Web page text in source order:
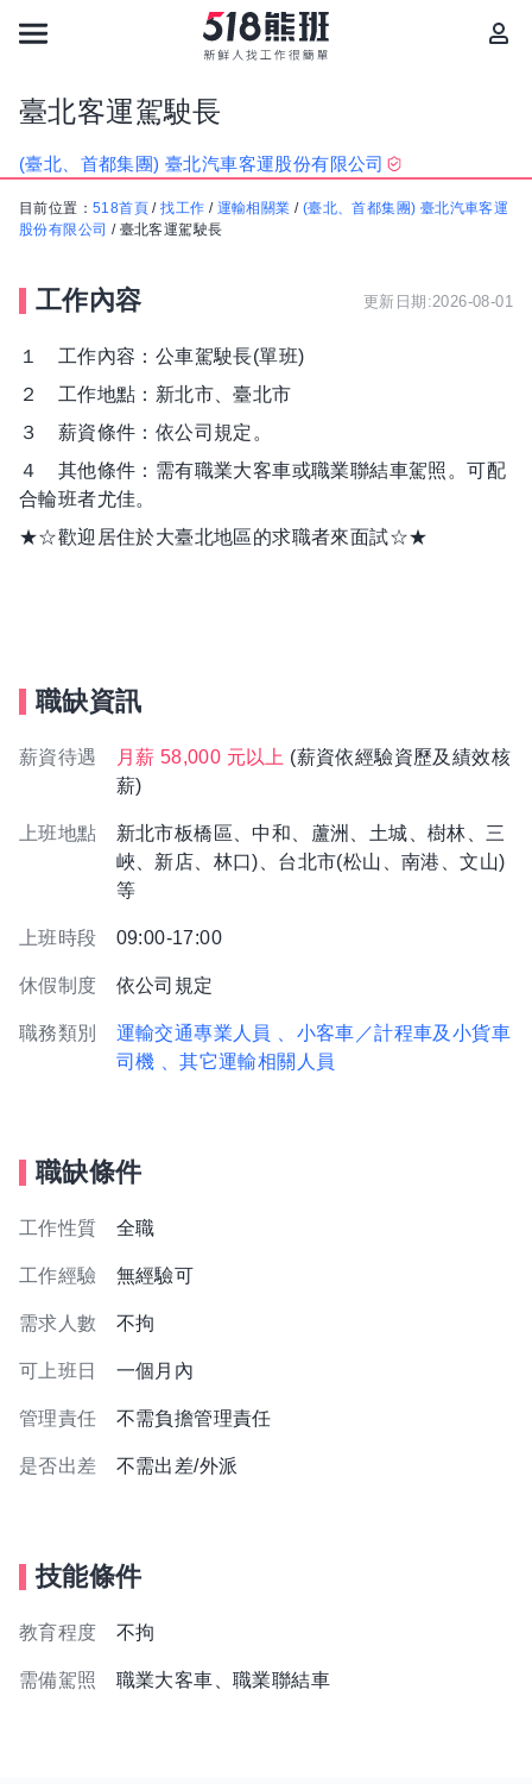
臺北客運駕駛長
(臺北、首都集團) 臺北汽車客運股份有限公司
目前位置： 518首頁 /找工作 / 運輸相關業 / (臺北、首都集團) 臺北汽車客運
股份有限公司 / 臺北客運駕駛長
工作內容 更新日期:2026-08-01
１ 工作內容：公車駕駛長(單班)
２ 工作地點：新北市、臺北市
３ 薪資條件：依公司規定。
４ 其他條件：需有職業大客車或職業聯結車駕照。可配
合輪班者尤佳。
★☆歡迎居住於大臺北地區的求職者來面試☆★
職缺資訊
薪資待遇 月薪 58,000 元以上 (薪資依經驗資歷及績效核
薪)
上班地點
新北市板橋區、中和、蘆洲、土城、樹林、三
峽、新店、林口)、台北市(松山、南港、文山)
等
上班時段 09:00-17:00
休假制度 依公司規定
職務類別 運輸交通專業人員
、小客車／計程車及小貨車
司機
、其它運輸相關人員
職缺條件
工作性質 全職
工作經驗 無經驗可
需求人數 不拘
可上班日 一個月內
管理責任 不需負擔管理責任
是否出差 不需出差/外派
技能條件
教育程度 不拘
需備駕照 職業大客車、職業聯結車